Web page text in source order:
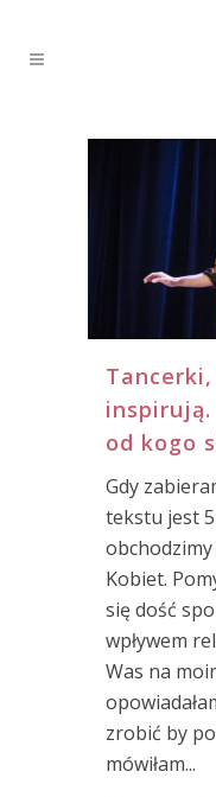
od kogo
Gdy
tekstu jest
Kobiet.
się dość
wpływem
Was na
zrobić by
mówiłam...